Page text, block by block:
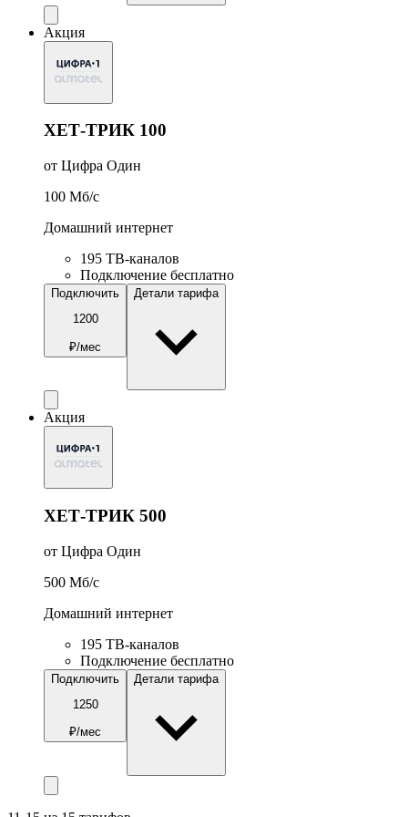
Акция
ХЕТ-ТРИК 100
от Цифра Один
100 Мб/c
Домашний интернет
195 ТВ-каналов
Подключение бесплатно
Подключить
1200
₽/мес
Детали тарифа
Акция
ХЕТ-ТРИК 500
от Цифра Один
500 Мб/c
Домашний интернет
195 ТВ-каналов
Подключение бесплатно
Подключить
1250
₽/мес
Детали тарифа